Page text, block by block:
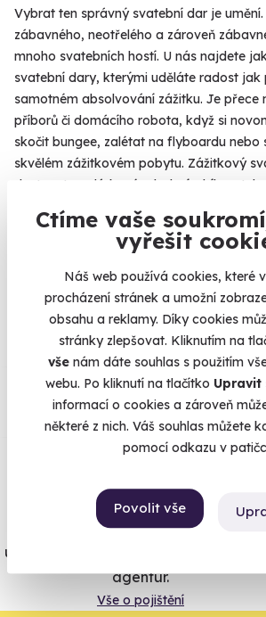
Ctíme vaše
vyřešit
Náš web používá cookies, které
procházení stránek a umožní
obsahu a reklamy. Díky cookies
stránky zlepšovat. Kliknutím na
vše nám dáte souhlas s použitím
webu. Po kliknutí na tlačítko Upravit
informací o cookies a zároveň
některé z nich. Váš souhlas můžete
pomocí odkazu v
Povolit vše
Vybrat ten správný svatební dar je
zábavného, neotřelého a zároveň
mnoho svatebních hostí. U nás najdete
svatební dary, kterými uděláte radost
samotném absolvování zážitku. Je přece
příborů či domácího robota, když si
skočit bungee, zalétat na flyboardu nebo
skvělém zážitkovém pobytu. Zážitkový
dostanete v dárkovém balení s bílou
takže stačí jen předat.
Na heureka.cz
máme
96% spokojenost
Co si o nás myslí
Zobraz ohlasy
Jeden nikdy neví. Máme nejvyšší
úrazové pojištění z nabídky
agentur.
Vše o pojištění